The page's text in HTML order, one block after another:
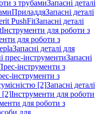
з трубамиЗапасні деталі
ПриладдяЗапасні деталі
PushFitЗапасні деталі
Інструменти для роботи з
для роботи з
Запасні деталі для
прес-інструментиЗапасні
інструменти з
інструменти з
[2]Запасні деталі
[2]Інструменти для роботи
для роботи з
для